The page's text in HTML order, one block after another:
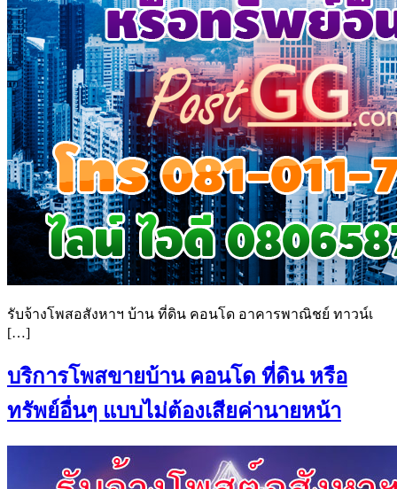
รับจ้างโพสอสังหาฯ บ้าน ที่ดิน คอนโด อาคารพาณิชย์ ทาวน์เ
[…]
บริการโพสขายบ้าน คอนโด ที่ดิน หรือ
ทรัพย์อื่นๆ แบบไม่ต้องเสียค่านายหน้า